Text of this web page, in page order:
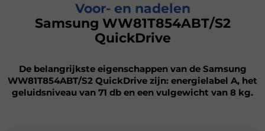
Voor- en nadelen
Samsung WW81T854ABT/S2
QuickDrive
De belangrijkste eigenschappen van de Samsung
WW81T854ABT/S2 QuickDrive zijn: energielabel A, het
geluidsniveau van 71 db en een vulgewicht van 8 kg.